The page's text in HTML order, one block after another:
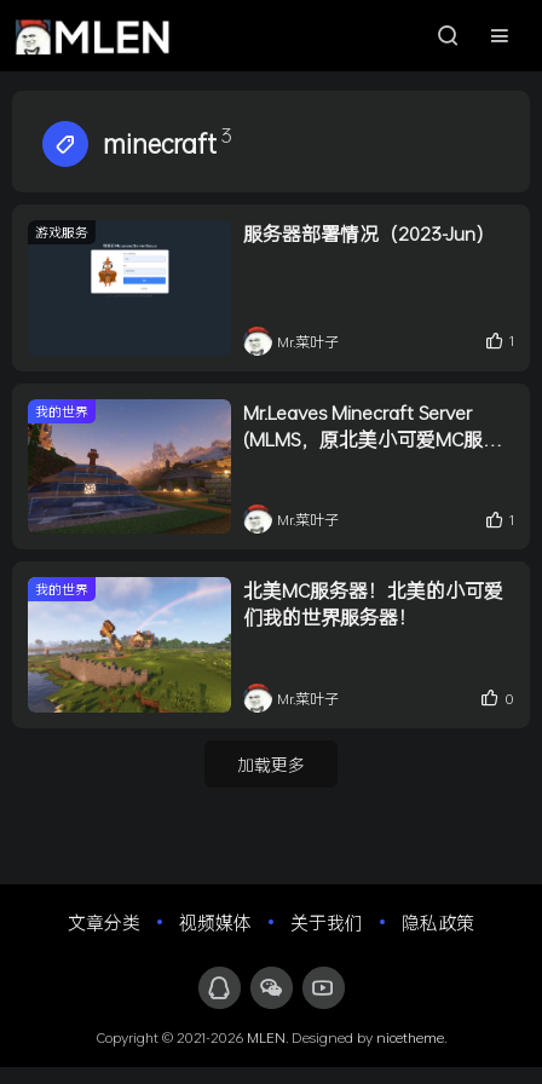
minecraft3
游戏服务 服务器部署情况（2023-Jun）
Mr.菜叶子 1
我的世界
Mr.Leaves Minecraft Server
(MLMS，原北美小可爱MC服务
Mr.菜叶子 1
我的世界
北美MC服务器！北美的小可爱
们我的世界服务器！
Mr.菜叶子 0
加载更多
文章分类 视频媒体 关于我们 隐私政策
Copyright © 2021-2026 MLEN . Designed by nicetheme.